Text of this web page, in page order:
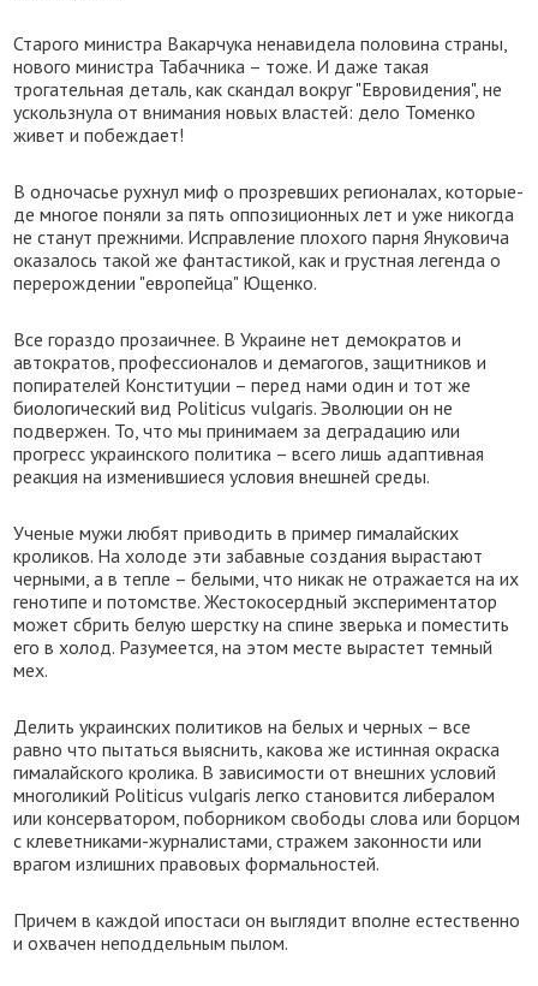
Старого министра Вакарчука ненавидела половина страны,
нового министра Табачника – тоже. И даже такая
трогательная деталь, как скандал вокруг "Евровидения", не
ускользнула от внимания новых властей: дело Томенко
живет и побеждает!
В одночасье рухнул миф о прозревших регионалах, которые-
де многое поняли за пять оппозиционных лет и уже никогда
не станут прежними. Исправление плохого парня Януковича
оказалось такой же фантастикой, как и грустная легенда о
перерождении "европейца" Ющенко.
Все гораздо прозаичнее. В Украине нет демократов и
автократов, профессионалов и демагогов, защитников и
попирателей Конституции – перед нами один и тот же
биологический вид Politicus vulgaris. Эволюции он не
подвержен. То, что мы принимаем за деградацию или
прогресс украинского политика – всего лишь адаптивная
реакция на изменившиеся условия внешней среды.
Ученые мужи любят приводить в пример гималайских
кроликов. На холоде эти забавные создания вырастают
черными, а в тепле – белыми, что никак не отражается на их
генотипе и потомстве. Жестокосердный экспериментатор
может сбрить белую шерстку на спине зверька и поместить
его в холод. Разумеется, на этом месте вырастет темный
мех.
Делить украинских политиков на белых и черных – все
равно что пытаться выяснить, какова же истинная окраска
гималайского кролика. В зависимости от внешних условий
многоликий Politicus vulgaris легко становится либералом
или консерватором, поборником свободы слова или борцом
с клеветниками-журналистами, стражем законности или
врагом излишних правовых формальностей.
Причем в каждой ипостаси он выглядит вполне естественно
и охвачен неподдельным пылом.